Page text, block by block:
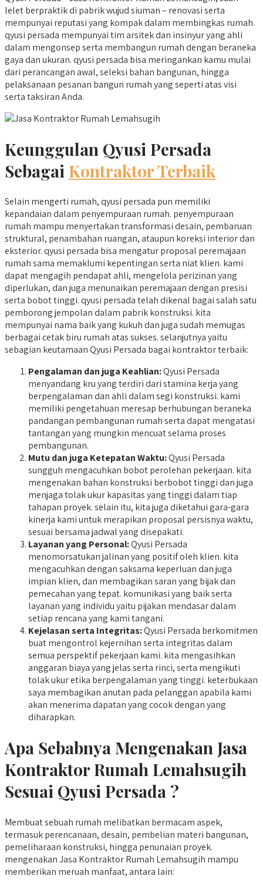
lelet berpraktik di pabrik wujud siuman – renovasi serta
mempunyai reputasi yang kompak dalam membingkas rumah.
qyusi persada mempunyai tim arsitek dan insinyur yang ahli
dalam mengonsep serta membangun rumah dengan beraneka
gaya dan ukuran. qyusi persada bisa meringankan kamu mulai
dari perancangan awal, seleksi bahan bangunan, hingga
pelaksanaan pesanan bangun rumah yang seperti atas visi
serta taksiran Anda.
Keunggulan Qyusi Persada
Sebagai Kontraktor Terbaik
Selain mengerti rumah, qyusi persada pun memiliki
kepandaian dalam penyempuraan rumah. penyempuraan
rumah mampu menyertakan transformasi desain, pembaruan
struktural, penambahan ruangan, ataupun koreksi interior dan
eksterior. qyusi persada bisa mengatur proposal peremajaan
rumah sama memaklumi kepentingan serta niat klien. kami
dapat mengagih pendapat ahli, mengelola perizinan yang
diperlukan, dan juga menunaikan peremajaan dengan presisi
serta bobot tinggi. qyusi persada telah dikenal bagai salah satu
pemborong jempolan dalam pabrik konstruksi. kita
mempunyai nama baik yang kukuh dan juga sudah memugas
berbagai cetak biru rumah atas sukses. selanjutnya yaitu
sebagian keutamaan Qyusi Persada bagai kontraktor terbaik:
Pengalaman dan juga Keahlian:Qyusi Persada
menyandang kru yang terdiri dari stamina kerja yang
berpengalaman dan ahli dalam segi konstruksi. kami
memiliki pengetahuan meresap berhubungan beraneka
pandangan pembangunan rumah serta dapat mengatasi
tantangan yang mungkin mencuat selama proses
pembangunan.
Mutu dan juga Ketepatan Waktu:Qyusi Persada
sungguh mengacuhkan bobot perolehan pekerjaan. kita
mengenakan bahan konstruksi berbobot tinggi dan juga
menjaga tolak ukur kapasitas yang tinggi dalam tiap
tahapan proyek. selain itu, kita juga diketahui gara-gara
kinerja kami untuk merapikan proposal persisnya waktu,
sesuai bersama jadwal yang disepakati.
Layanan yang Personal:Qyusi Persada
menomorsatukan jalinan yang positif oleh klien. kita
mengacuhkan dengan saksama keperluan dan juga
impian klien, dan membagikan saran yang bijak dan
pemecahan yang tepat. komunikasi yang baik serta
layanan yang individu yaitu pijakan mendasar dalam
setiap rencana yang kami tangani.
Kejelasan serta Integritas:Qyusi Persada berkomitmen
buat mengontrol kejernihan serta integritas dalam
semua perspektif pekerjaan kami. kita mengasihkan
anggaran biaya yang jelas serta rinci, serta mengikuti
tolak ukur etika berpengalaman yang tinggi. keterbukaan
saya membagikan anutan pada pelanggan apabila kami
akan menerima dapatan yang cocok dengan yang
diharapkan.
Apa Sebabnya Mengenakan Jasa
Kontraktor Rumah Lemahsugih
Sesuai Qyusi Persada ?
Membuat sebuah rumah melibatkan bermacam aspek,
termasuk perencanaan, desain, pembelian materi bangunan,
pemeliharaan konstruksi, hingga penunaian proyek.
mengenakan Jasa Kontraktor Rumah Lemahsugih mampu
memberikan meruah manfaat, antara lain: